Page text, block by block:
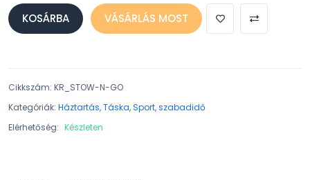
KOSÁRBA VÁSÁRLÁS MOST
Cikkszám: KR_STOW-N-GO
Kategóriák: Háztartás,Táska,Sport, szabadidő
Elérhetőség: Készleten